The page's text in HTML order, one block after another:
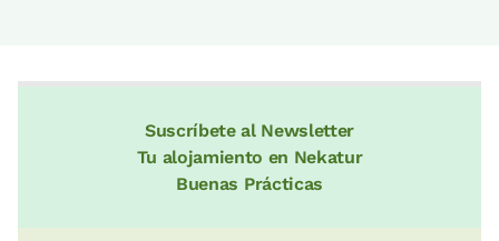
Suscríbete al Newsletter
Tu alojamiento en Nekatur
Buenas Prácticas